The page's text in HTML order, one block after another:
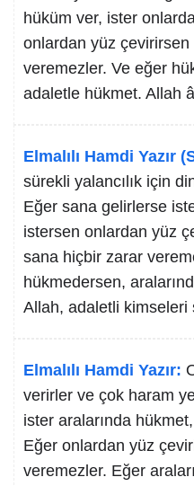
hüküm ver, ister
onlardan yüz
veremezler. Ve eğer
adaletle hükmet. Allah
Elmalılı Hamdi Yazır
sürekli yalancılık için
Eğer sana gelirlerse
istersen onlardan yüz
sana hiçbir zarar
hükmedersen,
Allah, adaletli kimseleri
Elmalılı Hamdi Yazır:
verirler ve çok haram
ister aralarında
Eğer onlardan yüz
veremezler. Eğer